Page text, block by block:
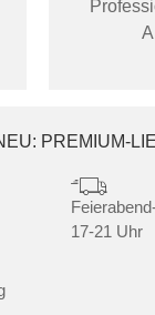
PREMIUM-
17-21 Uhr